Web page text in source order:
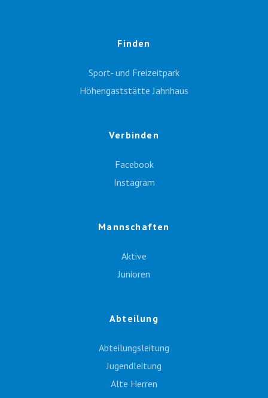
Finden
Sport- und Freizeitpark
Höhengaststätte Jahnhaus
Verbinden
Facebook
Instagram
Mannschaften
Aktive
Junioren
Abteilung
Abteilungsleitung
Jugendleitung
Alte Herren